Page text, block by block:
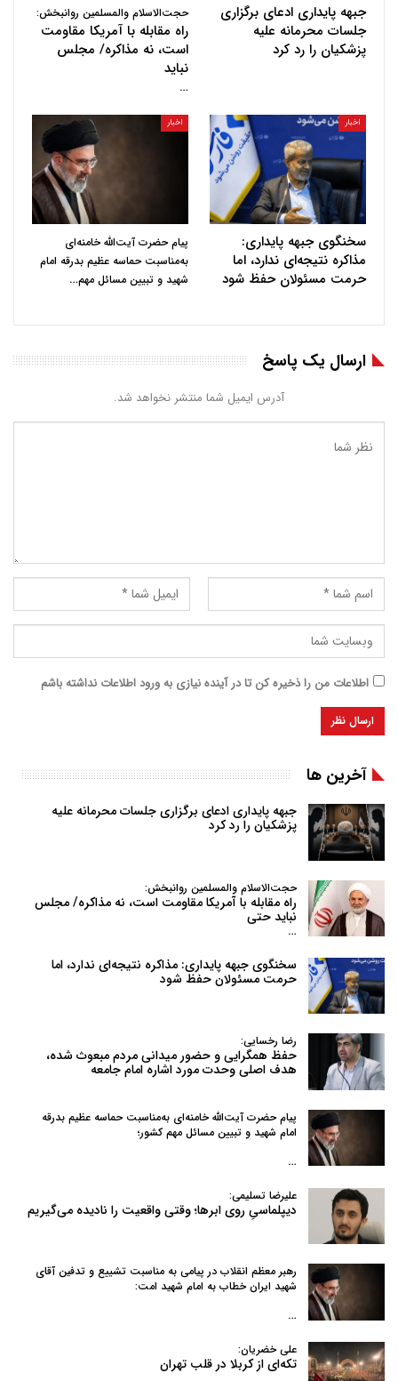
جبهه پایداری ادعای برگزاری
جلسات محرمانه علیه
پزشکیان را رد کرد
حجت‌الاسلام والمسلمین روانبخش:
راه مقابله با آمریکا مقاومت
است، نه مذاکره/ مجلس
نباید
…
اخبار
سخنگوی جبهه پایداری:
مذاکره نتیجه‌ای ندارد، اما
حرمت مسئولان حفظ شود
اخبار
پیام حضرت آیت‌الله خامنه‌ای
به‌مناسبت حماسه عظیم بدرقه امام
شهید و تبیین مسائل مهم…
ارسال یک پاسخ
آدرس ایمیل شما منتشر نخواهد شد.
اطلاعات من را ذخیره کن تا در آینده نیازی به ورود اطلاعات نداشته باشم
آخرین ها
جبهه پایداری ادعای برگزاری جلسات محرمانه علیه
پزشکیان را رد کرد
حجت‌الاسلام والمسلمین روانبخش:
راه مقابله با آمریکا مقاومت است، نه مذاکره/ مجلس
نباید حتی
…
سخنگوی جبهه پایداری: مذاکره نتیجه‌ای ندارد، اما
حرمت مسئولان حفظ شود
رضا رخسایی:
حفظ همگرایی و حضور میدانی مردم مبعوث شده،
هدف اصلی وحدت مورد اشاره امام جامعه
پیام حضرت آیت‌الله خامنه‌ای به‌مناسبت حماسه عظیم بدرقه
امام شهید و تبیین مسائل مهم کشور؛
…
علیرضا تسلیمی:
دیپلماسیِ روی ابرها؛ وقتی واقعیت را نادیده می‌گیریم
رهبر معظم انقلاب در پیامی به‌ مناسبت تشییع و تدفین آقای
شهید ایران خطاب به امام شهید امت:
…
علی خضریان:
تکه‌ای از کربلا در قلب تهران